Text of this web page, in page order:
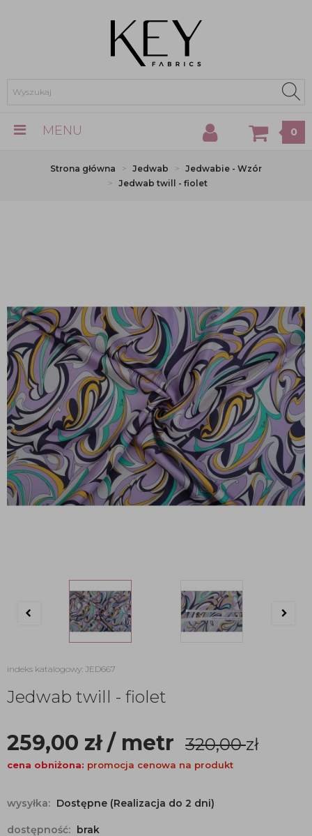
MENU 0
Strona główna Jedwab
Jedwabie - Wzór
Jedwab twill - fiolet
indeks katalogowy: JED667
Jedwab twill - fiolet
259,00 zł/ metr 320,00zł
cena obniżona: promocja cenowa na produkt
wysyłka: Dostępne (Realizacja do 2 dni)
dostępność: brak